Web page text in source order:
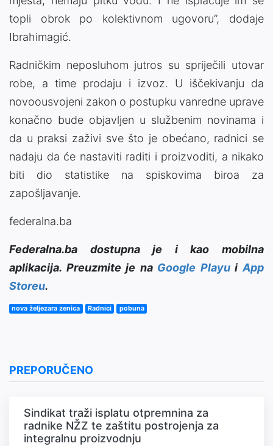
topli obrok po kolektivnom ugovoru”, dodaje
Ibrahimagić.
Radničkim neposluhom jutros su spriječili utovar
robe, a time prodaju i izvoz. U iščekivanju da
novoousvojeni zakon o postupku vanredne uprave
konačno bude objavljen u službenim novinama i
da u praksi zaživi sve što je obećano, radnici se
nadaju da će nastaviti raditi i proizvoditi, a nikako
biti dio statistike na spiskovima biroa za
zapošljavanje.
federalna.ba
Federalna.ba dostupna je i kao mobilna
aplikacija. Preuzmite je na Google PlayuiApp
Storeu.
nova željezara zenica Radnici pobuna
PREPORUČENO
Sindikat traži isplatu otpremnina za
radnike NŽZ te zaštitu postrojenja za
integralnu proizvodnju